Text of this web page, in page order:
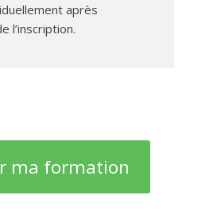
après
l’inscription.
ma formation